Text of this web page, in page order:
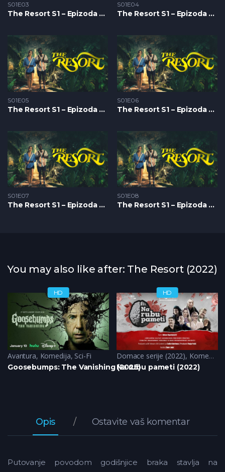
S01E03
The Resort S1 – Epizoda 03
S01E04
The Resort S1 – Epizoda 04
S01E05
The Resort S1 – Epizoda 05
S01E06
The Resort S1 – Epizoda 06
S01E07
The Resort S1 – Epizoda 07
S01E08
The Resort S1 – Epizoda 08
You may also like after: The Resort (2022)
HD
Avantura, Komedija, Sci-Fi
Goosebumps: The Vanishing (2025)
HD
Domace serije (2022), Komedija
Na rubu pameti (2022)
Opis Ostavite vaš komentar
Putovanje povodom godišnjice braka stavlja na